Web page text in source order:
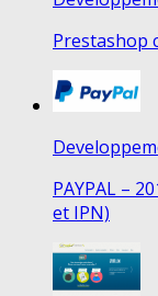
Prestashop
PAYPAL –
et IPN)